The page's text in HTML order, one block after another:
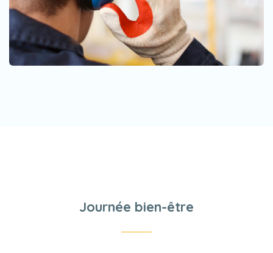
Journée bien-être